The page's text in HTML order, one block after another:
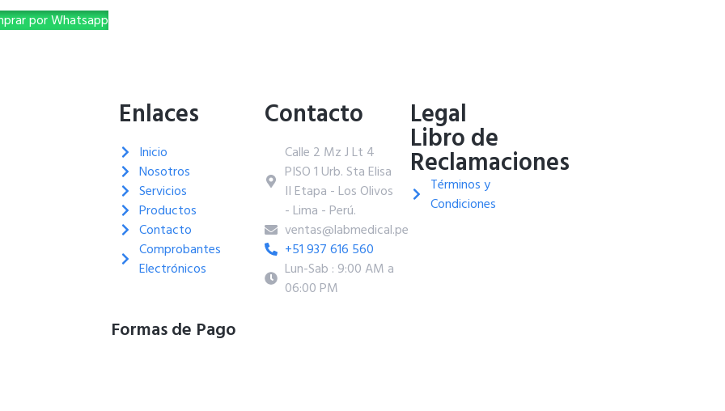
por Whatsapp
Enlaces
Inicio
Nosotros
Servicios
Productos
Contacto
Comprobantes
Electrónicos
Contacto
Calle 2 Mz J Lt 4
PISO 1 Urb. Sta Elisa
II Etapa - Los Olivos
- Lima - Perú.
ventas@labmedical.pe
+51 937 616 560
Lun-Sab : 9:00 AM a
06:00 PM
Legal
Libro de
Reclamaciones
Términos y
Condiciones
Formas de Pago